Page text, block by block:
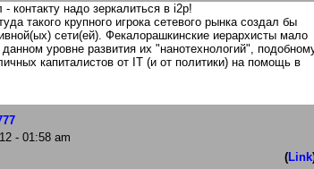
контакту надо зеркалиться в i2p!
такого крупного игрока сетевого рынка создал бы
сети(ей). Фекалорашкинские иерархисты мало
уровне развития их "нанотехнологий",
капиталистов от IT (и от политики) на помощь в
- 01:58 am
(Link